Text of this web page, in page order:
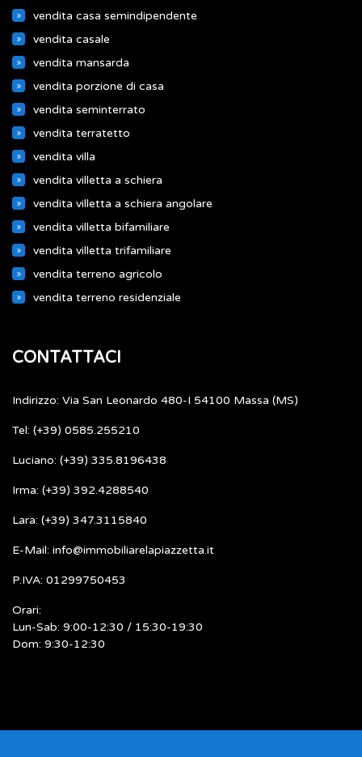
vendita casa semindipendente
vendita casale
vendita mansarda
vendita porzione di casa
vendita seminterrato
vendita terratetto
vendita villa
vendita villetta a schiera
vendita villetta a schiera angolare
vendita villetta bifamiliare
vendita villetta trifamiliare
vendita terreno agricolo
vendita terreno residenziale
CONTATTACI
Indirizzo: Via San Leonardo 480-I 54100 Massa (MS)
Tel: (+39) 0585.255210
Luciano: (+39) 335.8196438
Irma: (+39) 392.4288540
Lara: (+39) 347.3115840
E-Mail: info@immobiliarelapiazzetta.it
P.IVA: 01299750453
Orari:
Lun-Sab: 9:00-12:30 / 15:30-19:30
Dom: 9:30-12:30